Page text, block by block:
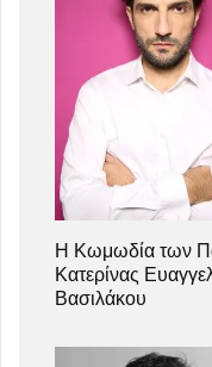
Η Κωμωδία των
Κατερίνας
Βασιλάκου